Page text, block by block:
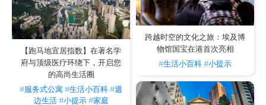
豪华单位
这些房型空间更为宽敞，配备升级设施与更高品质的装修，为追求高质量生活与舒适
度的住客而设。
特色单位
对于追求独特生活体验的住客，部分物业设有如拥有上下两层设计的复式单位、附设
露台或天台的单位，为您打造犹如置身于私人住宅的尊贵感受。
跨越时空的文化之旅：埃及博
物馆国宝在港首次亮相
#生活小百科#小提示
【跑马地宜居指数】在著名学
府与顶级医疗环绕下，开启您
的高尚生活圈
#服务式公寓#生活小百科#週
边生活 #小提示 #家庭